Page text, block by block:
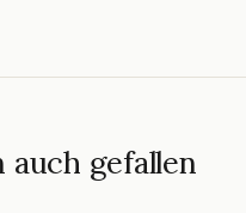
auch gefallen